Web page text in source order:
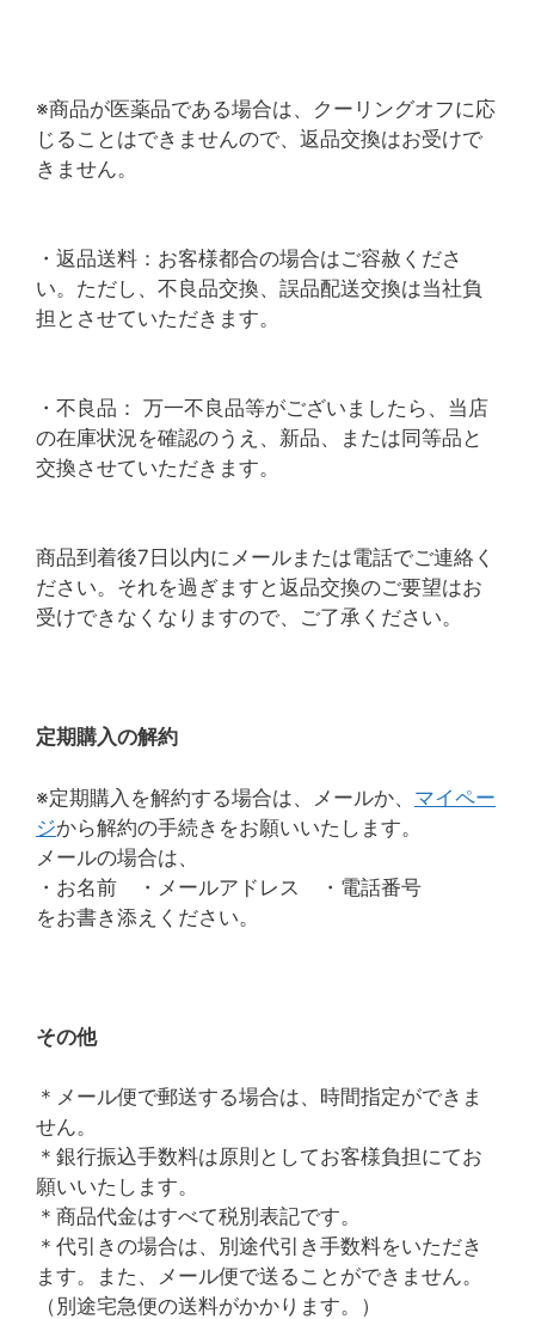
※商品が医薬品である場合は、クーリングオフに応
じることはできませんので、返品交換はお受けで
きません。
・返品送料：お客様都合の場合はご容赦くださ
い。ただし、不良品交換、誤品配送交換は当社負
担とさせていただきます。
・不良品： 万一不良品等がございましたら、当店
の在庫状況を確認のうえ、新品、または同等品と
交換させていただきます。
商品到着後7日以内にメールまたは電話でご連絡く
ださい。それを過ぎますと返品交換のご要望はお
受けできなくなりますので、ご了承ください。
定期購入の解約
※定期購入を解約する場合は、メールか、 マイペー
ジから解約の手続きをお願いいたします。
メールの場合は、
・お名前 ・メールアドレス ・電話番号
をお書き添えください。
その他
＊メール便で郵送する場合は、時間指定ができま
せん。
＊銀行振込手数料は原則としてお客様負担にてお
願いいたします。
＊商品代金はすべて税別表記です。
＊代引きの場合は、別途代引き手数料をいただき
ます。また、メール便で送ることができません。
（別途宅急便の送料がかかります。）